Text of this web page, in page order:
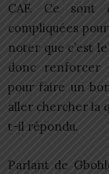
CAF. Ce sont
compliquées
noter que c’est
donc renforcer
pour faire un
aller chercher la
t-il répondu.
Parlant de